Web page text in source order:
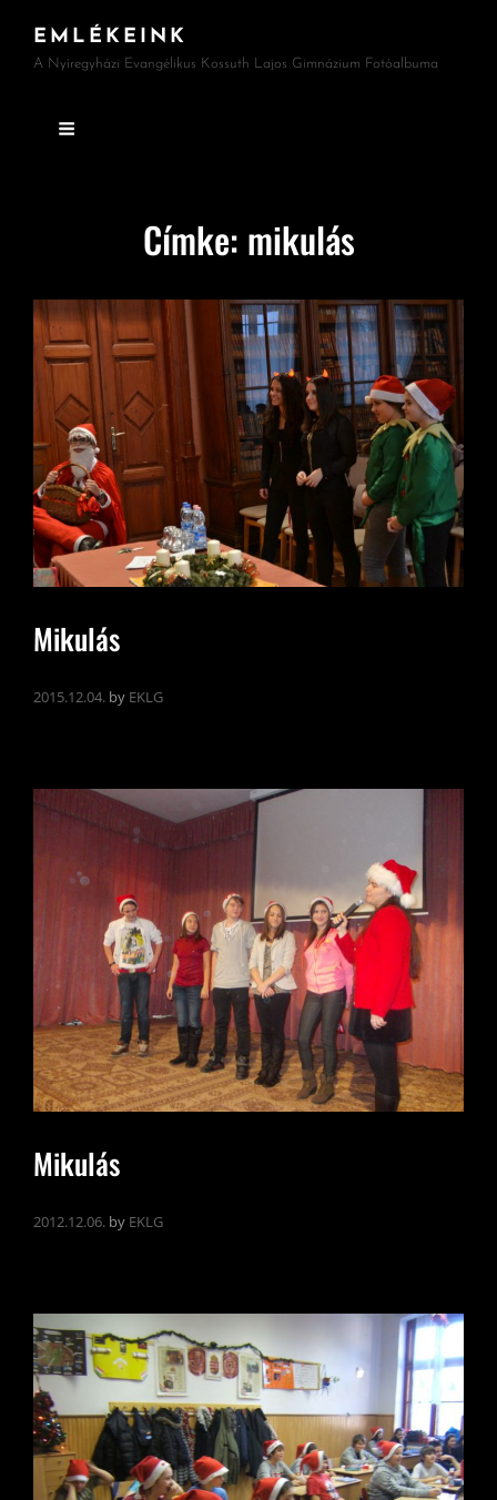
EMLÉKEINK
A Nyíregyházi Evangélikus Kossuth Lajos Gimnázium Fotóalbuma
Címke: mikulás
Mikulás
2015.12.04. by EKLG
Mikulás
2012.12.06. by EKLG